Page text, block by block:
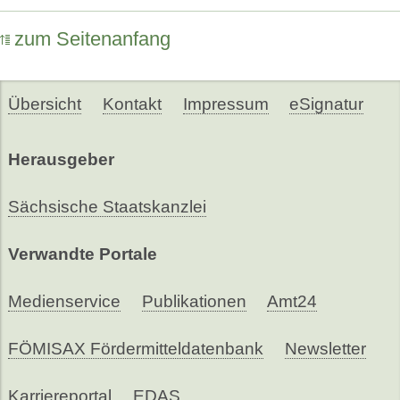
zum Seitenanfang
Übersicht Kontakt Impressum eSignatur
Herausgeber
Sächsische Staatskanzlei
Verwandte Portale
Medienservice Publikationen Amt24
FÖMISAX Fördermitteldatenbank Newsletter